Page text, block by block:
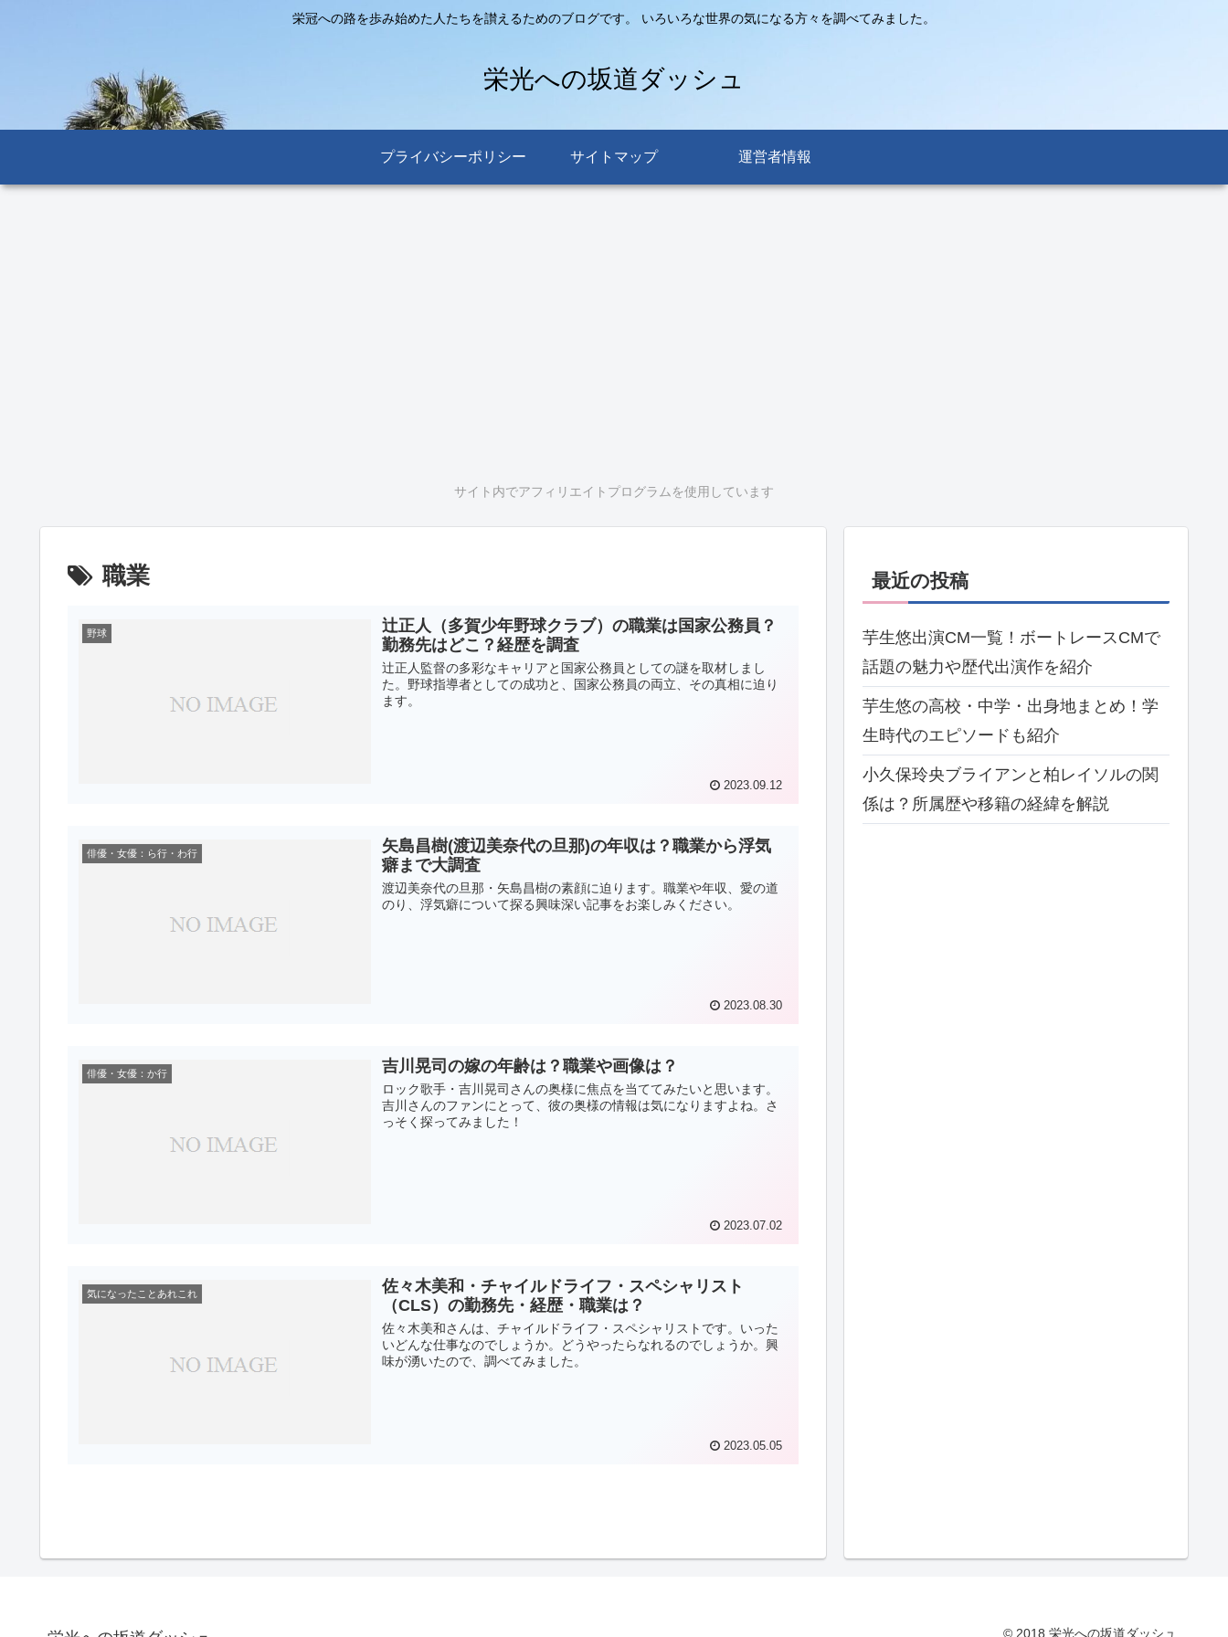
栄冠への路を歩み始めた人たちを讃えるためのブログです。 いろいろな世界の気になる方々を調べてみました。
栄光への坂道ダッシュ
プライバシーポリシー サイトマップ 運営者情報
サイト内でアフィリエイトプログラムを使用しています
職業
野球
辻正人（多賀少年野球クラブ）の職業は国家公務員？
勤務先はどこ？経歴を調査
辻正人監督の多彩なキャリアと国家公務員としての謎を取材しまし
た。野球指導者としての成功と、国家公務員の両立、その真相に迫り
ます。
2023.09.12
俳優・女優：ら行・わ行
矢島昌樹(渡辺美奈代の旦那)の年収は？職業から浮気
癖まで大調査
渡辺美奈代の旦那・矢島昌樹の素顔に迫ります。職業や年収、愛の道
のり、浮気癖について探る興味深い記事をお楽しみください。
2023.08.30
俳優・女優：か行 吉川晃司の嫁の年齢は？職業や画像は？
ロック歌手・吉川晃司さんの奥様に焦点を当ててみたいと思います。
吉川さんのファンにとって、彼の奥様の情報は気になりますよね。さ
っそく探ってみました！
2023.07.02
気になったことあれこれ
佐々木美和・チャイルドライフ・スペシャリスト
（CLS）の勤務先・経歴・職業は？
佐々木美和さんは、チャイルドライフ・スペシャリストです。いった
いどんな仕事なのでしょうか。どうやったらなれるのでしょうか。興
味が湧いたので、調べてみました。
2023.05.05
最近の投稿
芋生悠出演CM一覧！ボートレースCMで
話題の魅力や歴代出演作を紹介
芋生悠の高校・中学・出身地まとめ！学
生時代のエピソードも紹介
小久保玲央ブライアンと柏レイソルの関
係は？所属歴や移籍の経緯を解説
© 2018 栄光への坂道ダッシュ.